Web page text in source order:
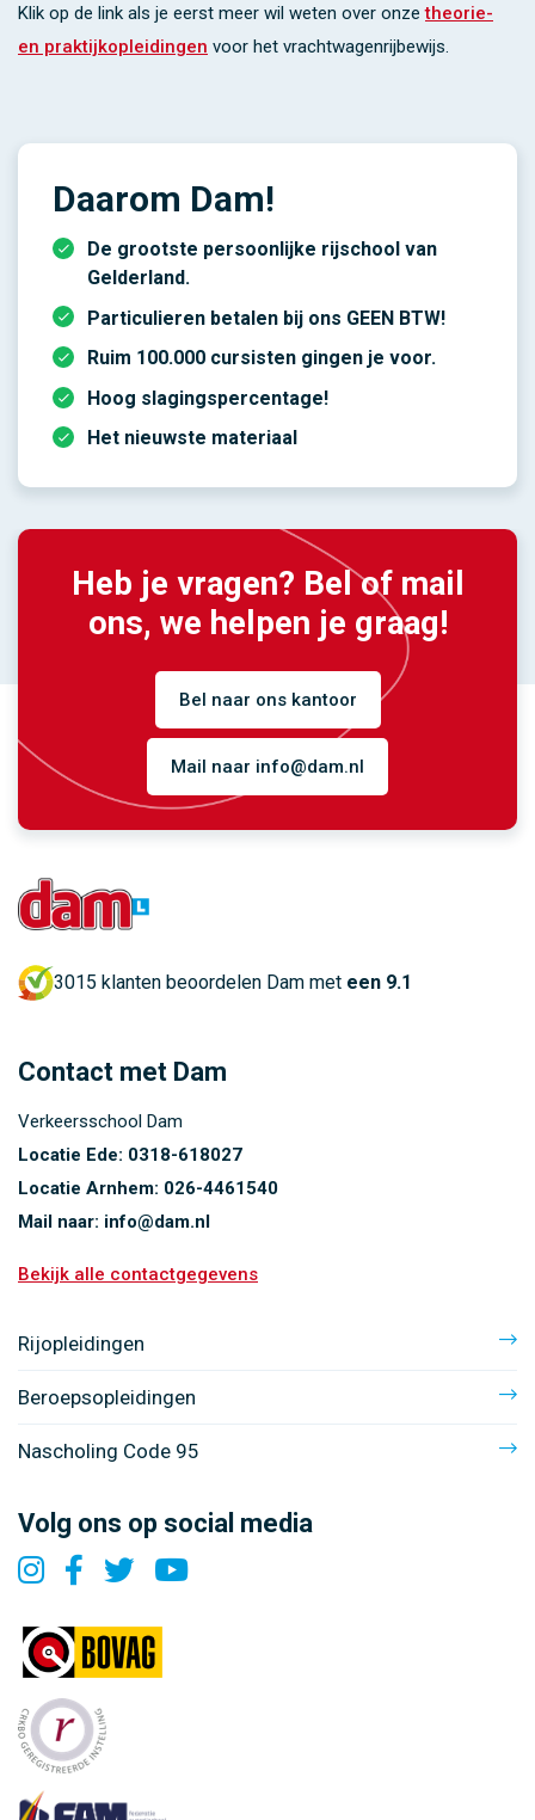
Klik op de link als je eerst meer wil weten over onzetheorie-
en praktijkopleidingen voor het vrachtwagenrijbewijs.
Daarom Dam!
De grootste persoonlijke rijschool van
Gelderland.
Particulieren betalen bij ons GEEN BTW!
Ruim 100.000 cursisten gingen je voor.
Hoog slagingspercentage!
Het nieuwste materiaal
Heb je vragen? Bel of mail
ons, we helpen je graag!
Bel naar ons kantoor
Mail naar info@dam.nl
3015 klanten beoordelen Dam met een 9.1
Contact met Dam
Verkeersschool Dam
Locatie Ede: 0318-618027
Locatie Arnhem: 026-4461540
Mail naar: info@dam.nl
Bekijk alle contactgegevens
Rijopleidingen
Beroepsopleidingen
Nascholing Code 95
Volg ons op social media